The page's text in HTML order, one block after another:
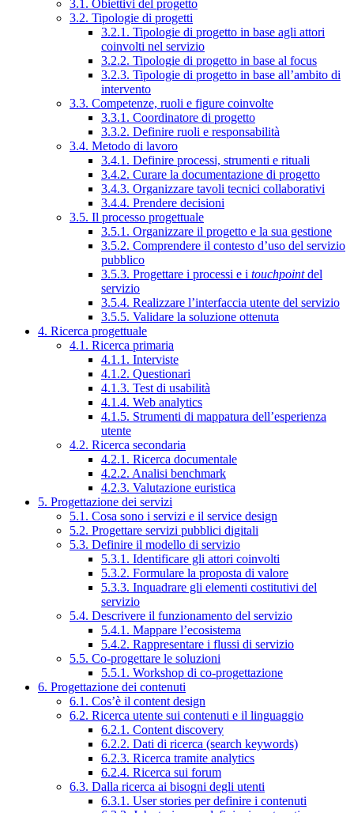
3.1. Obiettivi del progetto
3.2. Tipologie di progetti
3.2.1. Tipologie di progetto in base agli attori
coinvolti nel servizio
3.2.2. Tipologie di progetto in base al focus
3.2.3. Tipologie di progetto in base all’ambito di
intervento
3.3. Competenze, ruoli e figure coinvolte
3.3.1. Coordinatore di progetto
3.3.2. Definire ruoli e responsabilità
3.4. Metodo di lavoro
3.4.1. Definire processi, strumenti e rituali
3.4.2. Curare la documentazione di progetto
3.4.3. Organizzare tavoli tecnici collaborativi
3.4.4. Prendere decisioni
3.5. Il processo progettuale
3.5.1. Organizzare il progetto e la sua gestione
3.5.2. Comprendere il contesto d’uso del servizio
pubblico
3.5.3. Progettare i processi e i touchpointdel
servizio
3.5.4. Realizzare l’interfaccia utente del servizio
3.5.5. Validare la soluzione ottenuta
4. Ricerca progettuale
4.1. Ricerca primaria
4.1.1. Interviste
4.1.2. Questionari
4.1.3. Test di usabilità
4.1.4. Web analytics
4.1.5. Strumenti di mappatura dell’esperienza
utente
4.2. Ricerca secondaria
4.2.1. Ricerca documentale
4.2.2. Analisi benchmark
4.2.3. Valutazione euristica
5. Progettazione dei servizi
5.1. Cosa sono i servizi e il service design
5.2. Progettare servizi pubblici digitali
5.3. Definire il modello di servizio
5.3.1. Identificare gli attori coinvolti
5.3.2. Formulare la proposta di valore
5.3.3. Inquadrare gli elementi costitutivi del
servizio
5.4. Descrivere il funzionamento del servizio
5.4.1. Mappare l’ecosistema
5.4.2. Rappresentare i flussi di servizio
5.5. Co-progettare le soluzioni
5.5.1. Workshop di co-progettazione
6. Progettazione dei contenuti
6.1. Cos’è il content design
6.2. Ricerca utente sui contenuti e il linguaggio
6.2.1. Content discovery
6.2.2. Dati di ricerca (search keywords)
6.2.3. Ricerca tramite analytics
6.2.4. Ricerca sui forum
6.3. Dalla ricerca ai bisogni degli utenti
6.3.1. User stories per definire i contenuti